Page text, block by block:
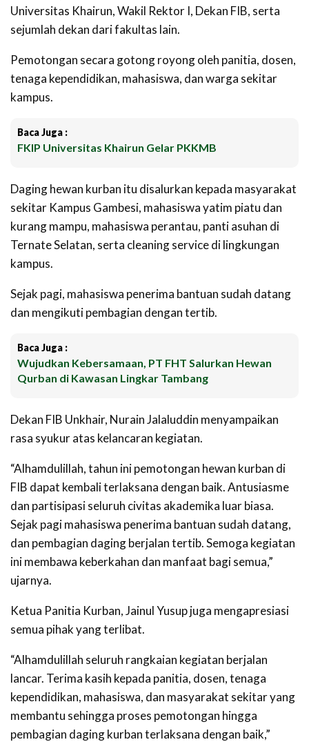
Universitas Khairun, Wakil Rektor I, Dekan FIB, serta
sejumlah dekan dari fakultas lain.
Pemotongan secara gotong royong oleh panitia, dosen,
tenaga kependidikan, mahasiswa, dan warga sekitar
kampus.
Baca Juga :
FKIP Universitas Khairun Gelar PKKMB
Daging hewan kurban itu disalurkan kepada masyarakat
sekitar Kampus Gambesi, mahasiswa yatim piatu dan
kurang mampu, mahasiswa perantau, panti asuhan di
Ternate Selatan, serta cleaning service di lingkungan
kampus.
Sejak pagi, mahasiswa penerima bantuan sudah datang
dan mengikuti pembagian dengan tertib.
Baca Juga :
Wujudkan Kebersamaan, PT FHT Salurkan Hewan
Qurban di Kawasan Lingkar Tambang
Dekan FIB Unkhair, Nurain Jalaluddin menyampaikan
rasa syukur atas kelancaran kegiatan.
“Alhamdulillah, tahun ini pemotongan hewan kurban di
FIB dapat kembali terlaksana dengan baik. Antusiasme
dan partisipasi seluruh civitas akademika luar biasa.
Sejak pagi mahasiswa penerima bantuan sudah datang,
dan pembagian daging berjalan tertib. Semoga kegiatan
ini membawa keberkahan dan manfaat bagi semua,”
ujarnya.
Ketua Panitia Kurban, Jainul Yusup juga mengapresiasi
semua pihak yang terlibat.
“Alhamdulillah seluruh rangkaian kegiatan berjalan
lancar. Terima kasih kepada panitia, dosen, tenaga
kependidikan, mahasiswa, dan masyarakat sekitar yang
membantu sehingga proses pemotongan hingga
pembagian daging kurban terlaksana dengan baik,”